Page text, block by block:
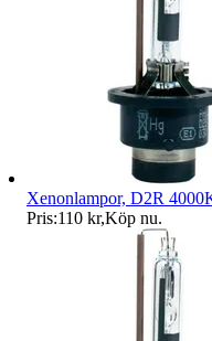
Xenonlampor, D2R
Pris:110 kr,Köp nu.